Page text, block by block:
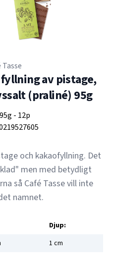
Tasse
av pistage,
(praliné) 95g
95g - 12p
och kakaofyllning. Det
men med betydligt
så Café Tasse vill inte
namnet.
Djup:
1 cm